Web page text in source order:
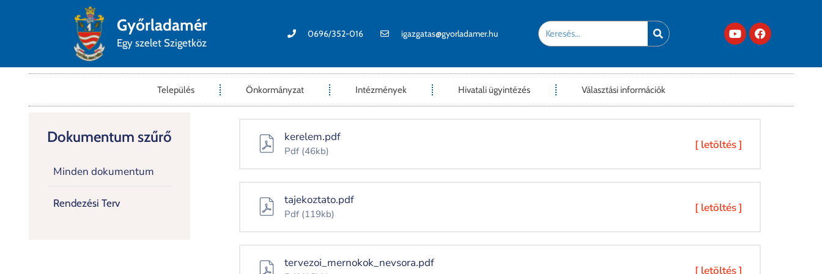
Győrladamér
Egy szelet Szigetköz
0696/352-016 igazgatas@gyorladamer.hu
Település Önkormányzat Intézmények Hivatali ügyintézés Választási információk
Dokumentum szűrő
Minden dokumentum
Rendezési Terv
kerelem.pdf
Pdf (46kb) [ letöltés ]
tajekoztato.pdf
Pdf (119kb) [ letöltés ]
tervezoi_mernokok_nevsora.pdf
[ letöltés ]